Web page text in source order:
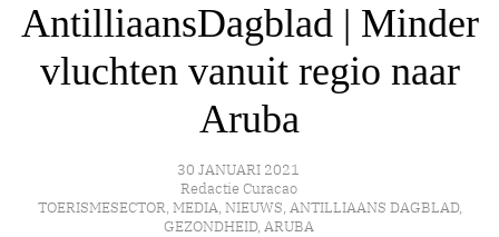
AntilliaansDagblad | Minder
vluchten vanuit regio naar
Aruba
30 JANUARI 2021
Redactie Curacao
TOERISMESECTOR, MEDIA, NIEUWS, ANTILLIAANS DAGBLAD,
GEZONDHEID, ARUBA